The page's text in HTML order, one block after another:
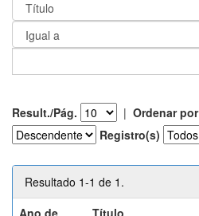
Result./Pág. | Ordenar por
Registro(s)
Resultado 1-1 de 1.
Ano de
Título